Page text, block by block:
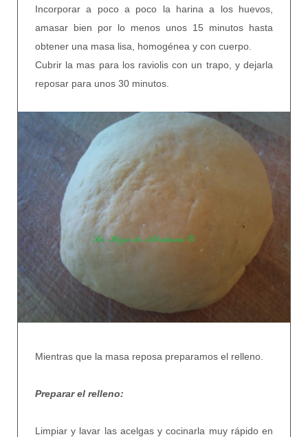
Incorporar a poco a poco la harina a los huevos,
amasar bien por lo menos unos 15 minutos hasta
obtener una masa lisa, homogénea y con cuerpo.
Cubrir la mas para los raviolis con un trapo, y dejarla
reposar para unos 30 minutos.
Mientras que la masa reposa preparamos el relleno.
Preparar el relleno:
Limpiar y lavar las acelgas y cocinarla muy rápido en